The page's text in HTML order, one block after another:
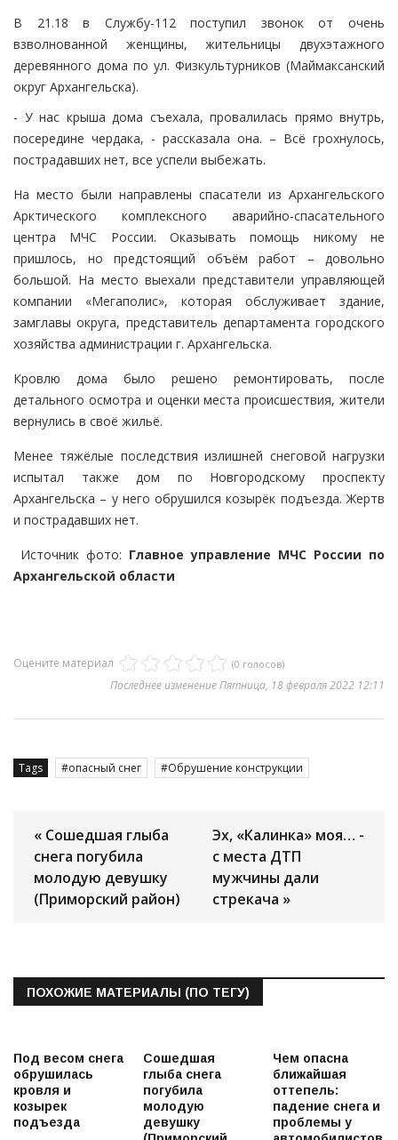
В 21.18 в Службу-112 поступил звонок от очень
взволнованной женщины, жительницы двухэтажного
деревянного дома по ул. Физкультурников (Маймаксанский
округ Архангельска).
- У нас крыша дома съехала, провалилась прямо внутрь,
посередине чердака, - рассказала она. – Всё грохнулось,
пострадавших нет, все успели выбежать.
На место были направлены спасатели из Архангельского
Арктического комплексного аварийно-спасательного
центра МЧС России. Оказывать помощь никому не
пришлось, но предстоящий объём работ – довольно
большой. На место выехали представители управляющей
компании «Мегаполис», которая обслуживает здание,
замглавы округа, представитель департамента городского
хозяйства администрации г. Архангельска.
Кровлю дома было решено ремонтировать, после
детального осмотра и оценки места происшествия, жители
вернулись в своё жильё.
Менее тяжёлые последствия излишней снеговой нагрузки
испытал также дом по Новгородскому проспекту
Архангельска – у него обрушился козырёк подъезда. Жертв
и пострадавших нет.
Источник фото: Главное управление МЧС России по
Архангельской области
Оцените материал (0 голосов)
Последнее изменение Пятница, 18 февраля 2022 12:11
Tags опасный снег Обрушение конструкции
« Сошедшая глыба
снега погубила
молодую девушку
(Приморский район)
Эх, «Калинка» моя… -
с места ДТП
мужчины дали
стрекача »
ПОХОЖИЕ МАТЕРИАЛЫ (ПО ТЕГУ)
Под весом снега
обрушилась
кровля и
козырек
подъезда
Сошедшая
глыба снега
погубила
молодую
девушку
Чем опасна
ближайшая
оттепель:
падение снега и
проблемы у